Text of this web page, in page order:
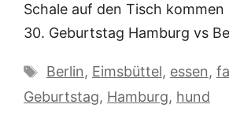
Schale auf den Tisch kommen
30. Geburtstag Hamburg vs
Schlagwörter
Berlin, Eimsbüttel, essen,
Geburtstag, Hamburg, hund